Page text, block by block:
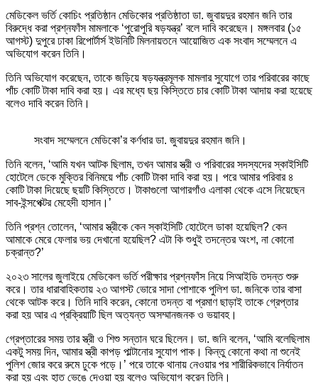
মেডিকেল ভর্তি কোচিং প্রতিষ্ঠান মেডিকোর প্রতিষ্ঠাতা ডা. জুবায়দুর রহমান জনি তার
বিরুদ্ধে করা প্রশ্নফাঁস মামলাকে ‘পুরোপুরি ষড়যন্ত্র’ বলে দাবি করেছেন। মঙ্গলবার (১৫
আগস্ট) দুপুরে ঢাকা রিপোর্টার্স ইউনিটি মিলনায়তনে আয়োজিত এক সংবাদ সম্মেলনে এ
অভিযোগ করেন তিনি।
তিনি অভিযোগ করেছেন, তাকে জড়িয়ে ষড়যন্ত্রমূলক মামলার সুযোগে তার পরিবারের কাছে
পাঁচ কোটি টাকা দাবি করা হয়। এর মধ্যে ছয় কিস্তিতে চার কোটি টাকা আদায় করা হয়েছে
বলেও দাবি করেন তিনি।
সংবাদ সম্মেলনে মেডিকো’র কর্ণধার ডা. জুবায়দুর রহমান জনি।
তিনি বলেন, ‘আমি যখন আটক ছিলাম, তখন আমার স্ত্রী ও পরিবারের সদস্যদের স্কাইসিটি
হোটেলে ডেকে মুক্তির বিনিময়ে পাঁচ কোটি টাকা দাবি করা হয়। পরে আমার পরিবার ৪
কোটি টাকা দিয়েছে ছয়টি কিস্তিতে। টাকাগুলো আগারগাঁও এলাকা থেকে এসে নিয়েছেন
সাব-ইন্সপেক্টর মেহেদী হাসান।’
তিনি প্রশ্ন তোলেন, ‘আমার স্ত্রীকে কেন স্কাইসিটি হোটেলে ডাকা হয়েছিল? কেন
আমাকে মেরে ফেলার ভয় দেখানো হয়েছিল? এটা কি শুধুই তদন্তের অংশ, না কোনো
চক্রান্ত?’
২০২৩ সালের জুলাইয়ে মেডিকেল ভর্তি পরীক্ষার প্রশ্নফাঁস নিয়ে সিআইডি তদন্ত শুরু
করে। তার ধারাবাহিকতায় ২৩ আগস্ট ভোরে সাদা পোশাকে পুলিশ ডা. জনিকে তার বাসা
থেকে আটক করে। তিনি দাবি করেন, কোনো তদন্ত বা প্রমাণ ছাড়াই তাকে গ্রেপ্তার
করা হয় আর এ প্রক্রিয়াটি ছিল অত্যন্ত অসম্মানজনক ও ভয়াবহ।
গ্রেপ্তারের সময় তার স্ত্রী ও শিশু সন্তান ঘরে ছিলেন। ডা. জনি বলেন, ‘আমি বলেছিলাম
একটু সময় দিন, আমার স্ত্রী কাপড় পাল্টানোর সুযোগ পাক। কিন্তু কোনো কথা না শুনেই
পুলিশ জোর করে রুমে ঢুকে পড়ে।’ পরে তাকে থানায় নেওয়ার পর শারীরিকভাবে নির্যাতন
করা হয় এবং হাত ভেঙে দেওয়া হয় বলেও অভিযোগ করেন তিনি।